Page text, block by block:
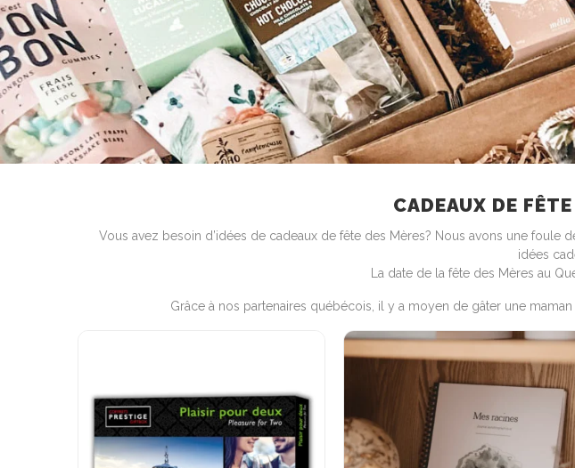
CADEAUX DE
Vous avez besoin d’idées de cadeaux de fête des Mères? Nous avons une
idées
La date de la fête des Mères au
Grâce à nos partenaires québécois, il y a moyen de gâter une